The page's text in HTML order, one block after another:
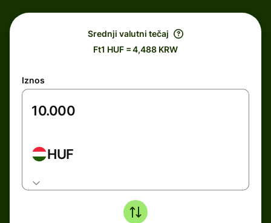
Srednji valutni tečaj
Ft1 HUF = 4,488 KRW
Iznos
HUF